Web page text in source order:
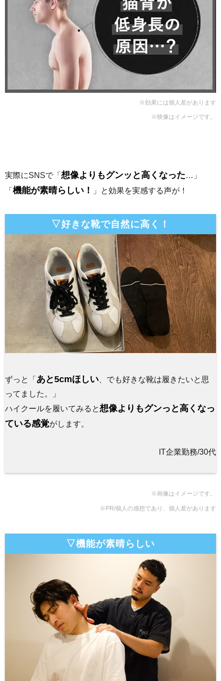
※効果には個人差があります
※映像はイメージです。
実際にSNSで「 想像よりもグンッと高くなった…」
「 機能が素晴らしい！ 」と効果を実感する声が！
▽好きな靴で自然に高く！
ずっと「 あと5cmほしい 、でも好きな靴は履きたいと思
ってました。」
ハイクールを履いてみると想像よりもグンっと高くなっ
ている感覚がします。
IT企業勤務/30代
※画像はイメージです。
※PR/個人の感想であり、個人差があります
▽機能が素晴らしい